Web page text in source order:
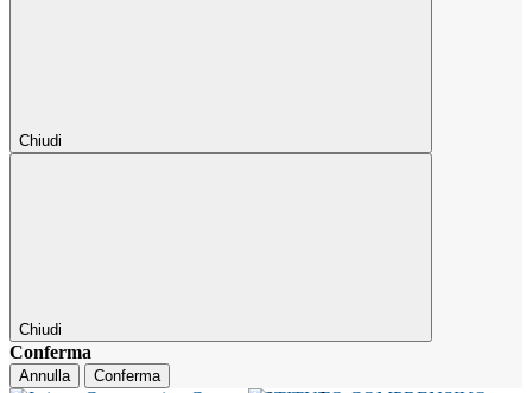
Chiudi
Chiudi
Conferma
Annulla Conferma